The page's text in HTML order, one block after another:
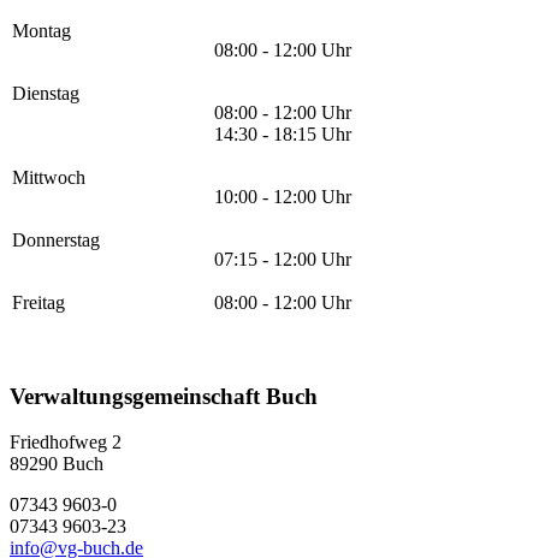
Montag
08:00 - 12:00 Uhr
Dienstag
08:00 - 12:00 Uhr
14:30 - 18:15 Uhr
Mittwoch
10:00 - 12:00 Uhr
Donnerstag
07:15 - 12:00 Uhr
Freitag 08:00 - 12:00 Uhr
Verwaltungsgemeinschaft Buch
Friedhofweg 2
89290 Buch
07343 9603-0
07343 9603-23
info@vg-buch.de